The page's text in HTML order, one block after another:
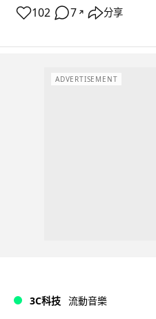
102 7 ↗ 分享
ADVERTISEMENT
3C科技 流動音樂